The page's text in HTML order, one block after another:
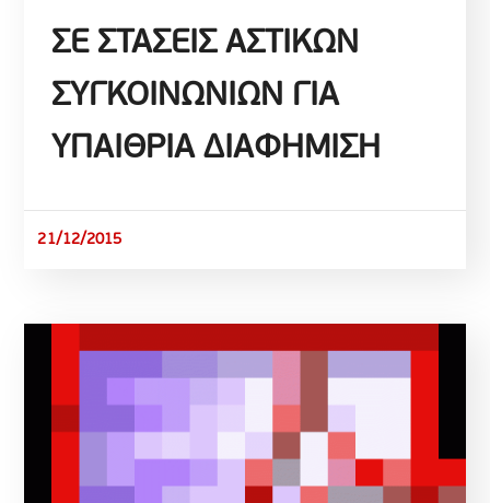
ΣΕ ΣΤΑΣΕΙΣ ΑΣΤΙΚΩΝ
ΣΥΓΚΟΙΝΩΝΙΩΝ ΓΙΑ
ΥΠΑΙΘΡΙΑ ΔΙΑΦΗΜΙΣΗ
21/12/2015